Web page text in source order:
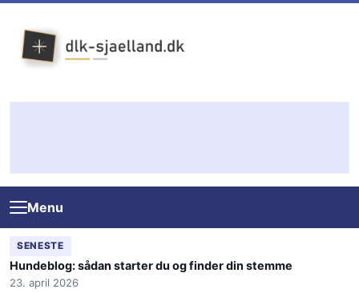
Menu
SENESTE
Hundeblog: sådan starter du og finder din stemme
23. april 2026